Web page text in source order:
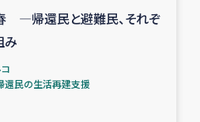
じた子どもの栄養改善事業
民際教育
―帰還民と避難民、それぞ
み
還民の生活再建支援